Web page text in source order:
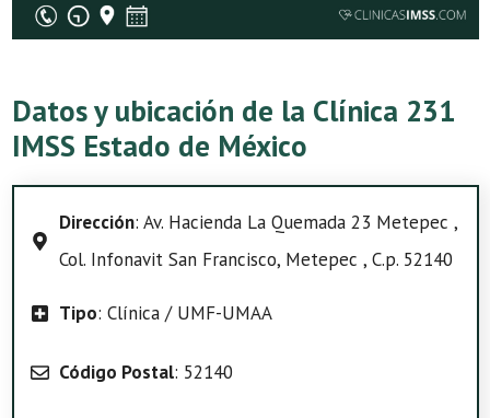
Datos y ubicación de la Clínica 231
IMSS Estado de México
Dirección: Av. Hacienda La Quemada 23 Metepec ,
Col. Infonavit San Francisco, Metepec , C.p. 52140
Tipo: Clínica / UMF-UMAA
Código Postal: 52140